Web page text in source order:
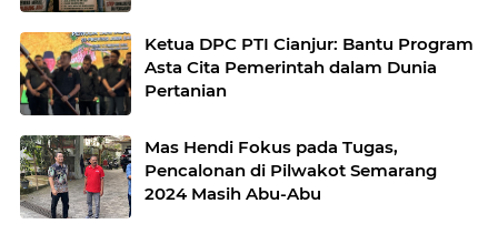
Ketua DPC PTI Cianjur: Bantu Program
Asta Cita Pemerintah dalam Dunia
Pertanian
Mas Hendi Fokus pada Tugas,
Pencalonan di Pilwakot Semarang
2024 Masih Abu-Abu